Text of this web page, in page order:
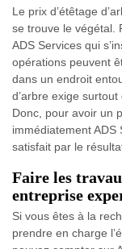
Le prix d’étêtage
se trouve le végétal.
ADS Services qui
opérations peuvent
dans un endroit
d’arbre exige surtout
Donc, pour avoir un
immédiatement ADS
satisfait par le
Faire les
entreprise
Si vous êtes à la
prendre en charge